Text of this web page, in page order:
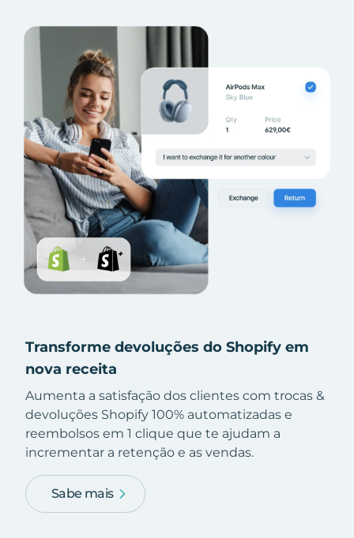
Transforme devoluções do Shopify em
nova receita
Aumenta a satisfação dos clientes com trocas &
devoluções Shopify 100% automatizadas e
reembolsos em 1 clique que te ajudam a
incrementar a retenção e as vendas.
Sabe mais